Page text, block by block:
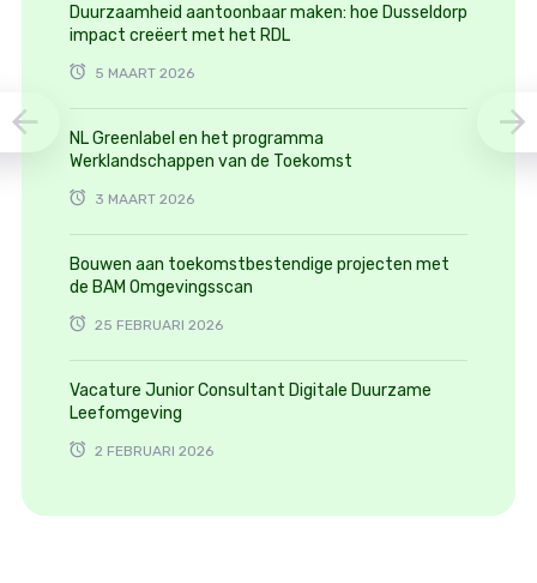
Duurzaamheid aantoonbaar maken: hoe Dusseldorp
impact creëert met het RDL
5 MAART 2026
NL Greenlabel en het programma
Werklandschappen van de Toekomst
3 MAART 2026
Bouwen aan toekomstbestendige projecten met
de BAM Omgevingsscan
25 FEBRUARI 2026
Vacature Junior Consultant Digitale Duurzame
Leefomgeving
2 FEBRUARI 2026